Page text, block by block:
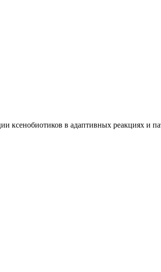
ксенобиотиков в адаптивных реакциях и